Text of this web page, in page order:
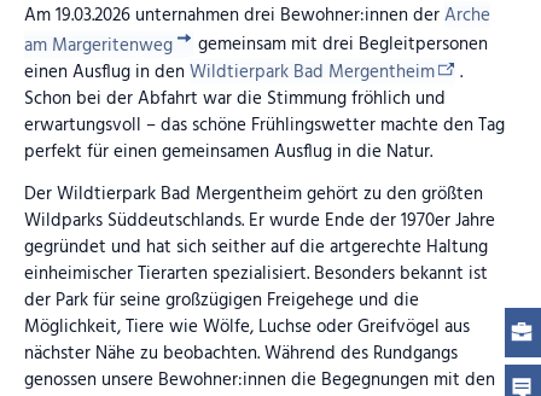
Am 19.03.2026 unternahmen drei Bewohner:innen derArche
am Margeritenweg
gemeinsam mit drei Begleitpersonen
einen Ausflug in den Wildtierpark Bad Mergentheim
.
Schon bei der Abfahrt war die Stimmung fröhlich und
erwartungsvoll – das schöne Frühlingswetter machte den Tag
perfekt für einen gemeinsamen Ausflug in die Natur.
Der Wildtierpark Bad Mergentheim gehört zu den größten
Wildparks Süddeutschlands. Er wurde Ende der 1970er Jahre
gegründet und hat sich seither auf die artgerechte Haltung
einheimischer Tierarten spezialisiert. Besonders bekannt ist
der Park für seine großzügigen Freigehege und die
Möglichkeit, Tiere wie Wölfe, Luchse oder Greifvögel aus
nächster Nähe zu beobachten. Während des Rundgangs
genossen unsere Bewohner:innen die Begegnungen mit den